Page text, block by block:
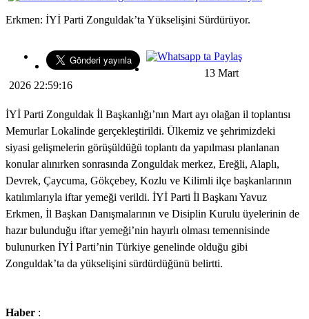
Erkmen: İYİ Parti Zonguldak’ta Yükselişini Sürdürüyor.
13 Mart
2026 22:59:16
İYİ Parti Zonguldak İl Başkanlığı’nın Mart ayı olağan il toplantısı
Memurlar Lokalinde gerçekleştirildi. Ülkemiz ve şehrimizdeki
siyasi gelişmelerin görüşüldüğü toplantı da yapılması planlanan
konular alınırken sonrasında Zonguldak merkez, Ereğli, Alaplı,
Devrek, Çaycuma, Gökçebey, Kozlu ve Kilimli ilçe başkanlarının
katılımlarıyla iftar yemeği verildi. İYİ Parti İl Başkanı Yavuz
Erkmen, İl Başkan Danışmalarının ve Disiplin Kurulu üyelerinin de
hazır bulunduğu iftar yemeği’nin hayırlı olması temennisinde
bulunurken İYİ Parti’nin Türkiye genelinde olduğu gibi
Zonguldak’ta da yükselişini sürdürdüğünü belirtti.
Haber :